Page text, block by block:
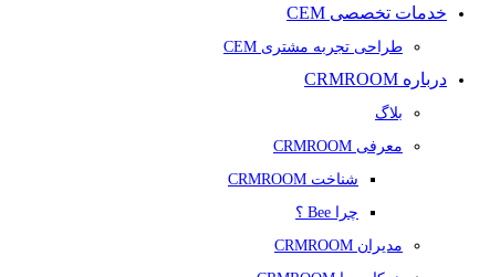
خدمات تخصصی CEM
طراحی تجربه مشتری CEM
درباره CRMROOM
بلاگ
معرفی CRMROOM
شناخت CRMROOM
چرا Bee ؟
مدیران CRMROOM